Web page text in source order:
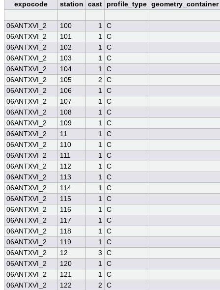
expocode station cast profile_type geometry_container
06ANTXVI_2 100 1 C
06ANTXVI_2
101 1 C
06ANTXVI_2
102 1 C
06ANTXVI_2
103 1 C
06ANTXVI_2
104 1 C
06ANTXVI_2
105 2
C
06ANTXVI_2
106 1 C
06ANTXVI_2
107 1 C
06ANTXVI_2
108 1 C
06ANTXVI_2
109 1 C
06ANTXVI_2
11 1 C
06ANTXVI_2
110 1 C
06ANTXVI_2
111 1 C
06ANTXVI_2
112 1 C
06ANTXVI_2
113 1 C
06ANTXVI_2
114 1 C
06ANTXVI_2
115 1 C
06ANTXVI_2
116 1 C
06ANTXVI_2
117 1 C
06ANTXVI_2
118 1 C
06ANTXVI_2
119 1 C
06ANTXVI_2
12 3
C
06ANTXVI_2
120 1 C
06ANTXVI_2
121 1 C
06ANTXVI_2
122 2
C